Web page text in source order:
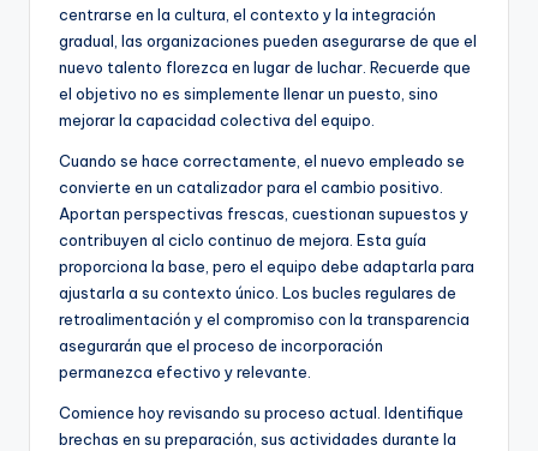
centrarse en la cultura, el contexto y la integración
gradual, las organizaciones pueden asegurarse de que el
nuevo talento florezca en lugar de luchar. Recuerde que
el objetivo no es simplemente llenar un puesto, sino
mejorar la capacidad colectiva del equipo.
Cuando se hace correctamente, el nuevo empleado se
convierte en un catalizador para el cambio positivo.
Aportan perspectivas frescas, cuestionan supuestos y
contribuyen al ciclo continuo de mejora. Esta guía
proporciona la base, pero el equipo debe adaptarla para
ajustarla a su contexto único. Los bucles regulares de
retroalimentación y el compromiso con la transparencia
asegurarán que el proceso de incorporación
permanezca efectivo y relevante.
Comience hoy revisando su proceso actual. Identifique
brechas en su preparación, sus actividades durante la